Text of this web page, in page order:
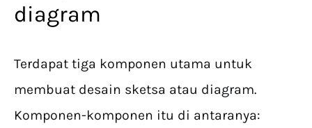
diagram
Terdapat tiga komponen utama untuk
membuat desain sketsa atau diagram.
Komponen-komponen itu di antaranya: